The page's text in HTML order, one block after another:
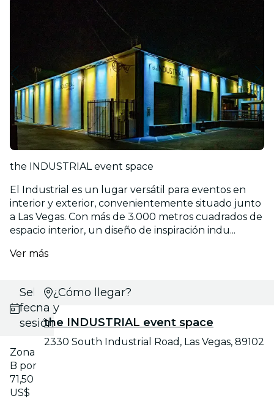
the INDUSTRIAL event space
El Industrial es un lugar versátil para eventos en
interior y exterior, convenientemente situado junto
a Las Vegas. Con más de 3.000 metros cuadrados de
espacio interior, un diseño de inspiración indu...
Ver más
Selecciona
fecha y
sesión
Zona
B por
71,50
US$
¿Cómo llegar?
the INDUSTRIAL event space
2330 South Industrial Road, Las Vegas, 89102